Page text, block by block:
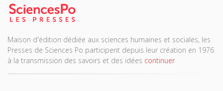
Maison d'édition dédiée aux sciences humaines et sociales, les
Presses de Sciences Po participent depuis leur création en 1976
à la transmission des savoirs et des idées continuer